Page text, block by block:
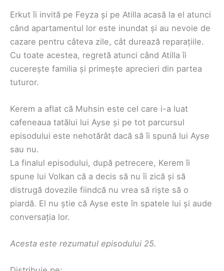
Erkut îi invită pe Feyza și pe Atilla acasă la el atunci
când apartamentul lor este inundat și au nevoie de
cazare pentru câteva zile, cât durează reparațiile.
Cu toate acestea, regretă atunci când Atilla îi
cucerește familia și primește aprecieri din partea
tuturor.
Kerem a aflat că Muhsin este cel care i-a luat
cafeneaua tatălui lui Ayse și pe tot parcursul
episodului este nehotărât dacă să îi spună lui Ayse
sau nu.
La finalul episodului, după petrecere, Kerem îi
spune lui Volkan că a decis să nu îi zică și să
distrugă dovezile fiindcă nu vrea să riște să o
piardă. El nu știe că Ayse este în spatele lui și aude
conversația lor.
Acesta este rezumatul episodului 25.